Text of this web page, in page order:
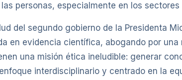
personas, especialmente en los sectores
del segundo gobierno de la Presidenta
en evidencia científica, abogando por
una misión ética ineludible: generar
interdisciplinario y centrado en la